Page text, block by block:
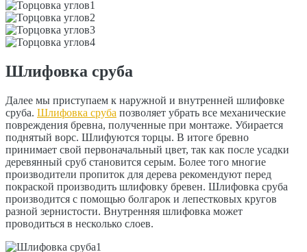
Шлифовка сруба
Далее мы приступаем к наружной и внутренней шлифовке
сруба. Шлифовка сруба позволяет убрать все механические
повреждения бревна, полученные при монтаже. Убирается
поднятый ворс. Шлифуются торцы. В итоге бревно
принимает свой первоначальный цвет, так как после усадки
деревянный сруб становится серым. Более того многие
производители пропиток для дерева рекомендуют перед
покраской производить шлифовку бревен. Шлифовка сруба
производится с помощью болгарок и лепестковых кругов
разной зернистости. Внутренняя шлифовка может
проводиться в несколько слоев.